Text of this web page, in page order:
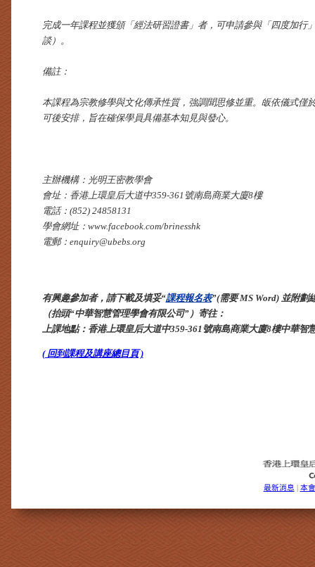
完成一年課程並獲頒「經法研習證書」者，可申請參與「四度加行
談）。
備註：
本課程為宗教修學與文化傳承性質，強調聞思修並重。皈依儀式僅
可後安排，旨在確保學員具備基本知見與發心。
主辦機構：光明王密教學會
會址：香港上環皇后大道中359-361號南島商業大廈8樓
電話：(852) 24858131
學會網址：www.facebook.com/brinesshk
電郵：enquiry@ubebs.org
有興趣參加者，請下載及填妥“課程報名表”(需要 MS Word) 並附劃
（抬頭“中華智慧管理學會有限公司”）寄往：
上課地點：香港上環皇后大道中359-361號南島商業大廈8樓中華智
( 回到課程及講座總目頁 )
最新消息 本